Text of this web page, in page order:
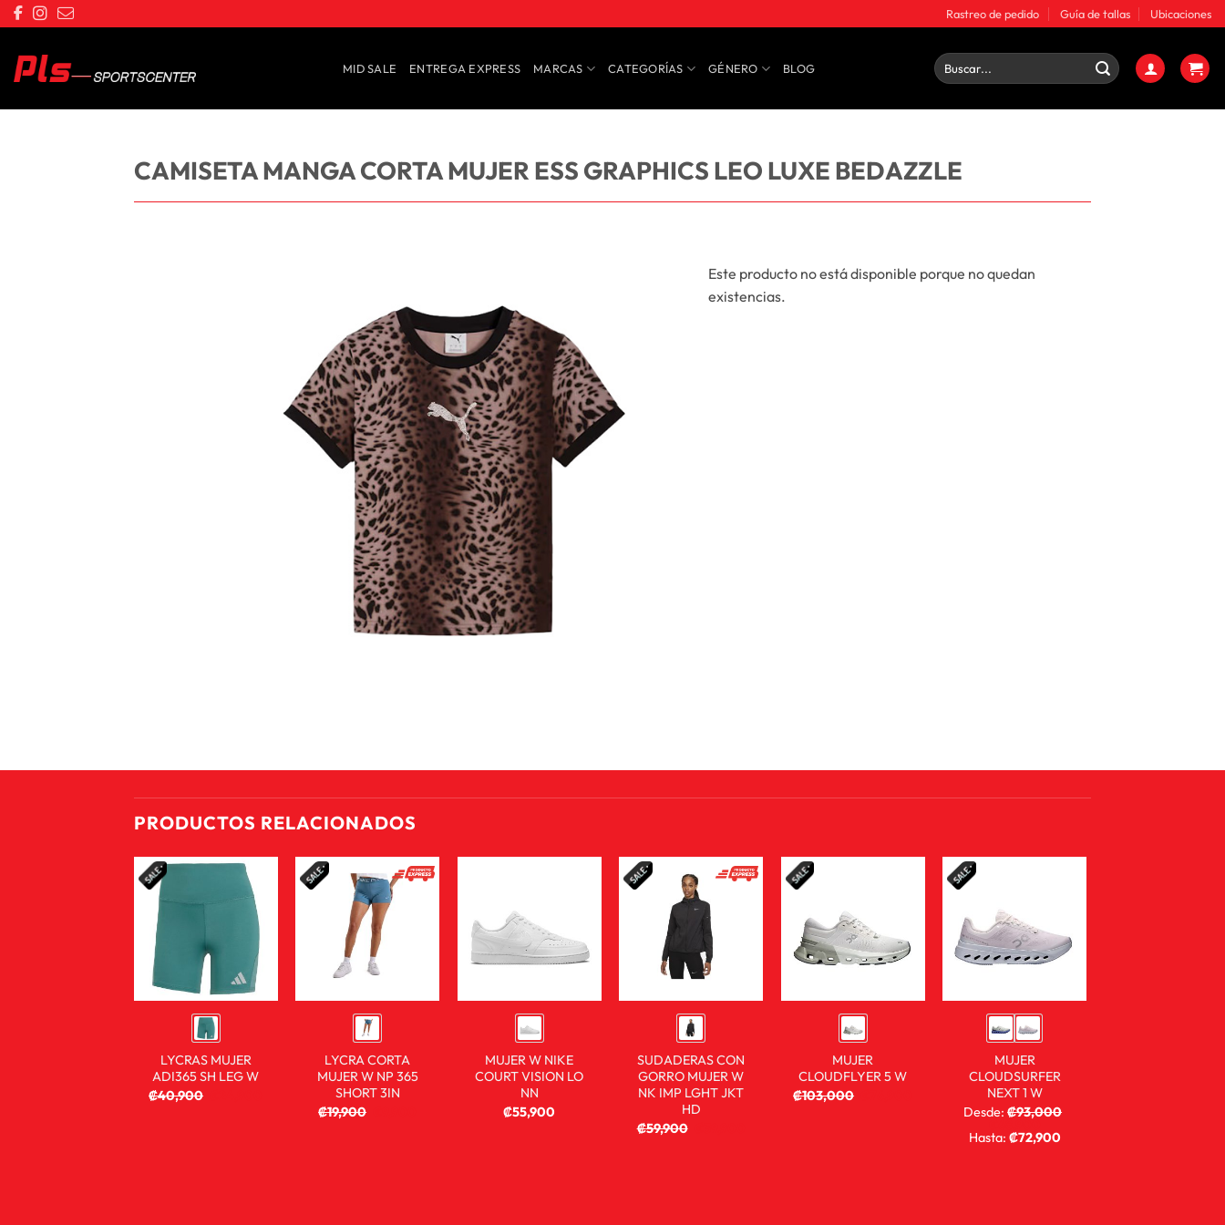
Saltar
al
contenido
Rastreo de pedido Guía de tallas Ubicaciones
MID SALE ENTREGA EXPRESS MARCAS CATEGORÍAS GÉNERO BLOG
Buscar
por:
CAMISETA MANGA CORTA MUJER ESS GRAPHICS LEO LUXE BEDAZZLE
Este producto no está disponible porque no quedan
existencias.
PRODUCTOS RELACIONADOS
LYCRAS MUJER
ADI365 SH LEG W
₡40,900
LYCRA CORTA
MUJER W NP 365
SHORT 3IN
₡19,900
MUJER W NIKE
COURT VISION LO
NN
₡55,900
SUDADERAS CON
GORRO MUJER W
NK IMP LGHT JKT
HD
₡59,900
MUJER
CLOUDFLYER 5 W
₡103,000
MUJER
CLOUDSURFER
NEXT 1 W
Desde:₡93,000
68,900
Hasta: ₡72,900